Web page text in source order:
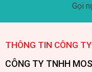
Gọi
THÔNG TIN CÔNG TY
CÔNG TY TNHH